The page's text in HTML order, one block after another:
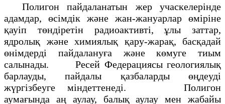
Полигон пайдаланатын жер учаскелерінде
адамдар, өсімдік және жан-жануарлар өміріне
қауіп төндіретін радиоактивті, ұлы заттар,
ядролық және химиялық қару-жарақ, басқадай
өнімдерді пайдалануға және көмуге тиым
салынады. Ресей Федерациясы геологиялық
барлауды, пайдалы қазбаларды өңдеуді
жүргізбеуге міндеттенеді. Полигон
аумағында аң аулау, балық аулау мен жабайы